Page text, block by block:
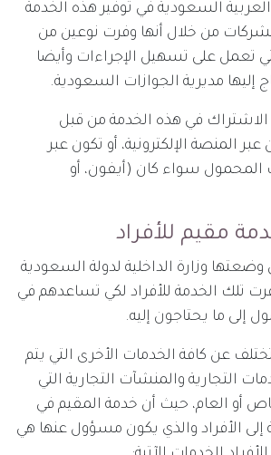
السعودية في توفير هذه الخدمة
من خلال أنها وفرت نوعين من
تعمل على تسهيل الإجراءات وأيضا
إليها مديرية الجوازات السعودية.
الاشتراك في هذه الخدمة من قبل
المنصة الإلكترونية، أو تكون عبر
المحمول سواء كان (أيفون، أو
مقيم للأفراد
وضعتها وزارة الداخلية لدولة السعودية
تلك الخدمة للأفراد لكي تساعدهم في
إلى ما يحتاجون إليه.
عن كافة الخدمات الأخرى التي يتم
التجارية والمنشآت التجارية التي
أو العام، حيث أن خدمة المقيم في
إلى الأفراد والذي يكون مسؤول عنها هي